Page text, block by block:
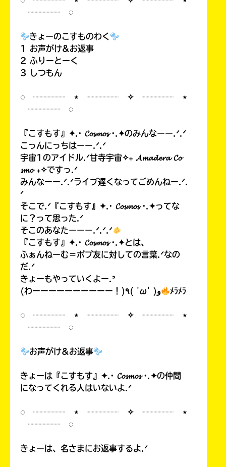
┈┈┈┈ ◌
きょーのこすものわく
1 お声がけ&お返事
2 ふりーとーく
3 しつもん
◌ ┈┈┈┈ ⋆ ┈┈┈┈ ✧ ┈┈┈┈ ⋆
┈┈┈┈ ◌
『こすもす』✦.· 𝓒𝓸𝓼𝓶𝓸𝓼 ·.✦のみんなーー.ᐟ.ᐟ
こっんにっちはーー.ᐟ.ᐟ
宇宙1のアイドル.ᐟ甘寺宇宙✧₊ 𝓐𝓶𝓪𝓭𝓮𝓻𝓪 𝓒𝓸
𝓼𝓶𝓸 ₊✧ですっ.ᐟ
みんなーー.ᐟ.ᐟライブ遅くなってごめんねー.ᐟ.
ᐟ
そこで.ᐟ『こすもす』✦.· 𝓒𝓸𝓼𝓶𝓸𝓼 ·.✦ってな
に？って思った.ᐟ
そこのあなたーーー.ᐟ.ᐟ.ᐟ
『こすもす』✦.· 𝓒𝓸𝓼𝓶𝓸𝓼 ·.✦とは、
ふぁんねーむ＝ポプ友に対しての言葉.ᐟなの
だ.ᐟ
きょーもやっていくよー.ᐣ
(わーーーーーーーーーー！)٩( 'ω' )و
ﾒﾗﾒﾗ
◌ ┈┈┈┈ ⋆ ┈┈┈┈ ✧ ┈┈┈┈ ⋆
┈┈┈┈ ◌
お声がけ&お返事
きょーは『こすもす』✦.· 𝓒𝓸𝓼𝓶𝓸𝓼 ·.✦の仲間
になってくれる人はいないよ.ᐟ
◌ ┈┈┈┈ ⋆ ┈┈┈┈ ✧ ┈┈┈┈ ⋆
┈┈┈┈ ◌
きょーは、名さまにお返事するよ.ᐟ